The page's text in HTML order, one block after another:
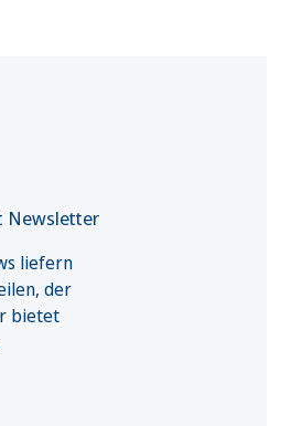
Newsletter
liefern
der
bietet